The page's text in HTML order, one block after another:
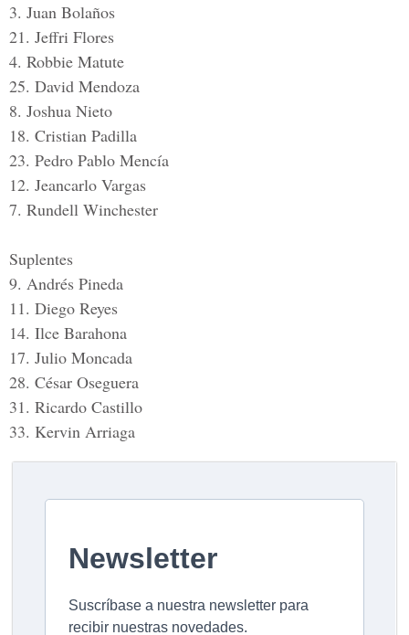
3. Juan Bolaños
21. Jeffri Flores
4. Robbie Matute
25. David Mendoza
8. Joshua Nieto
18. Cristian Padilla
23. Pedro Pablo Mencía
12. Jeancarlo Vargas
7. Rundell Winchester
Suplentes
9. Andrés Pineda
11. Diego Reyes
14. Ilce Barahona
17. Julio Moncada
28. César Oseguera
31. Ricardo Castillo
33. Kervin Arriaga